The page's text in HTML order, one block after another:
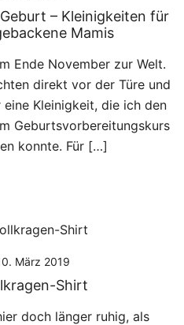
– Kleinigkeiten für
Mamis
Ende November zur Welt.
direkt vor der Türe und
Kleinigkeit, die ich den
Geburtsvorbereitungskurs
konnte. Für […]
März 2019
Shirt
doch länger ruhig, als